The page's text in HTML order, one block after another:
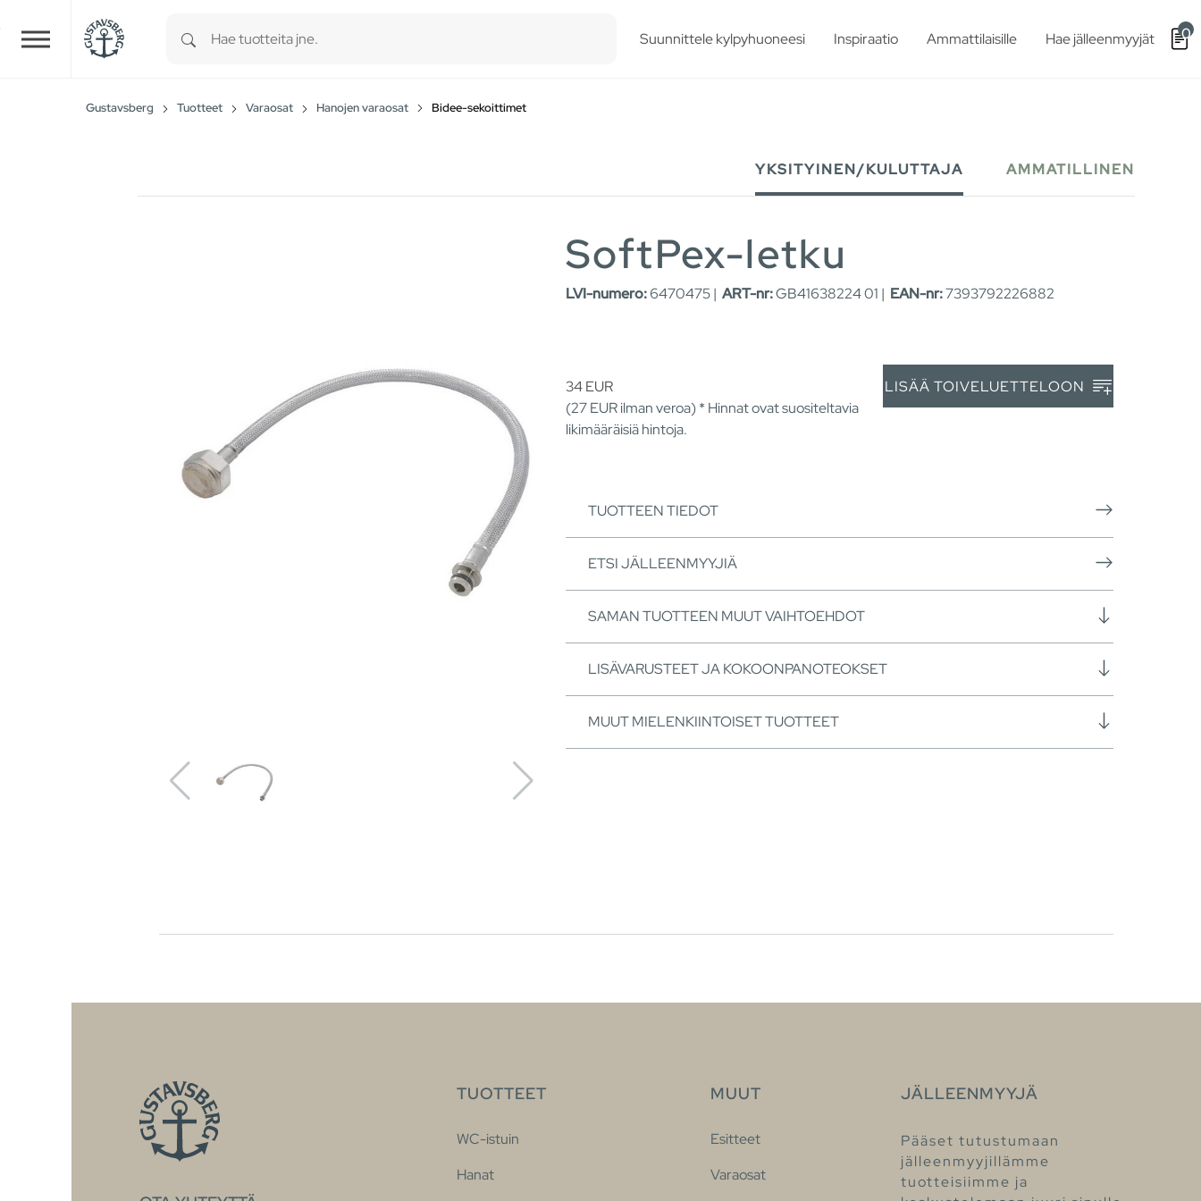
Skip to main content Suunnittele kylpyhuoneesi Inspiraatio Ammattilaisille Hae jälleenmyyjät 0
Gustavsberg Tuotteet Varaosat Hanojen varaosat Bidee-sekoittimet
YKSITYINEN/KULUTTAJA AMMATILLINEN
SoftPex-letku
LVI-numero:6470475 | ART-nr:GB41638224 01 | EAN-nr:7393792226882
34EUR
(27EURilman veroa) * Hinnat ovat suositeltavia
likimääräisiä hintoja.
LISÄÄ TOIVELUETTELOON
TUOTTEEN TIEDOT
ETSI JÄLLEENMYYJIÄ
SAMAN TUOTTEEN MUUT VAIHTOEHDOT
LISÄVARUSTEET JA KOKOONPANOTEOKSET
MUUT MIELENKIINTOISET TUOTTEET
TUOTTEET
WC-istuin
Hanat
MUUT
Esitteet
Varaosat
JÄLLEENMYYJÄ
Pääset tutustumaan
jälleenmyyjillämme
tuotteisiimme ja